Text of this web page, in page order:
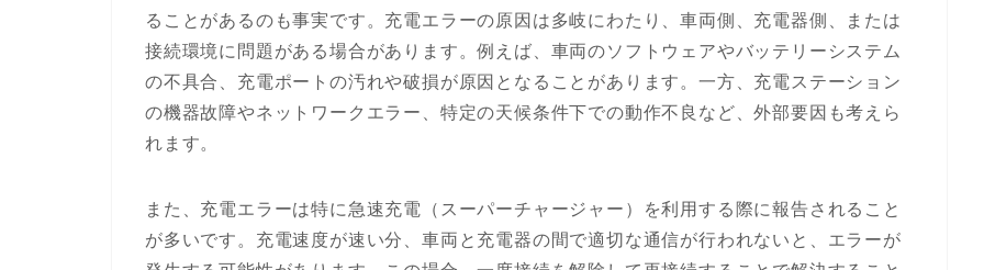
ることがあるのも事実です。充電エラーの原因は多岐にわたり、車両側、充電器側、または
接続環境に問題がある場合があります。例えば、車両のソフトウェアやバッテリーシステム
の不具合、充電ポートの汚れや破損が原因となることがあります。一方、充電ステーション
の機器故障やネットワークエラー、特定の天候条件下での動作不良など、外部要因も考えら
れます。
また、充電エラーは特に急速充電（スーパーチャージャー）を利用する際に報告されること
が多いです。充電速度が速い分、車両と充電器の間で適切な通信が行われないと、エラーが